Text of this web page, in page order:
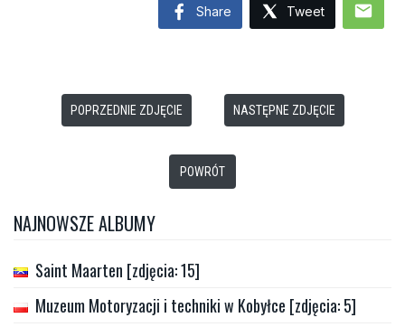
Share Tweet mail
POPRZEDNIE ZDJĘCIE NASTĘPNE ZDJĘCIE
POWRÓT
NAJNOWSZE ALBUMY
Saint Maarten [zdjęcia: 15]
Muzeum Motoryzacji i techniki w Kobyłce [zdjęcia: 5]